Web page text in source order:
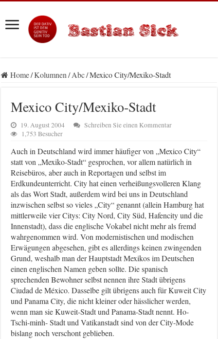
Home/Kolumnen/Abc/Mexico City/Mexiko-Stadt
Mexico City/Mexiko-Stadt
19. August 2004
Schreiben Sie einen Kommentar
1,753 Besucher
Auch in Deutschland wird immer häufiger von „Mexico City“
statt von „Mexiko-Stadt“ gesprochen, vor allem natürlich in
Reisebüros, aber auch in Reportagen und selbst im
Erdkundeunterricht. City hat einen verheißungsvolleren Klang
als das Wort Stadt, außerdem wird bei uns in Deutschland
inzwischen selbst so vieles „City“ genannt (allein Hamburg hat
mittlerweile vier Citys: City Nord, City Süd, Hafencity und die
Innenstadt), dass die englische Vokabel nicht mehr als fremd
wahrgenommen wird. Von modernistischen und modischen
Erwägungen abgesehen, gibt es allerdings keinen zwingenden
Grund, weshalb man der Hauptstadt Mexikos im Deutschen
einen englischen Namen geben sollte. Die spanisch
sprechenden Bewohner selbst nennen ihre Stadt übrigens
Ciudad de México. Dasselbe gilt übrigens auch für Kuweit City
und Panama City, die nicht kleiner oder hässlicher werden,
wenn man sie Kuweit-Stadt und Panama-Stadt nennt. Ho-
Tschi-minh- Stadt und Vatikanstadt sind von der City-Mode
bislang noch verschont geblieben.